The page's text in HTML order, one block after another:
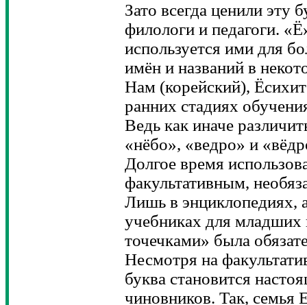
Зато всегда ценили эту
филологи и педагоги.
используется ими для
имён и названий в
Нам (корейский),
ранних стадиях
Ведь как иначе
«нёбо», «ведро» и
Долгое время
факультативным,
Лишь в энциклопедиях,
учебниках для младших
точечками» была
Несмотря на
буква становится
чиновников. Так, семья